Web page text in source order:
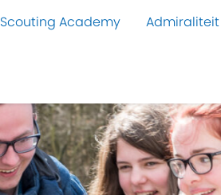
Scouting Academy Admiraliteit